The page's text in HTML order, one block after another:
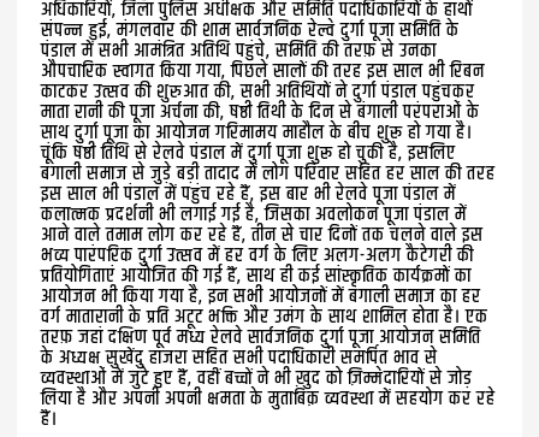
अधिकारियों, जिला पुलिस अधीक्षक और समिति पदाधिकारियों के हाथों
संपन्न हुई, मंगलवार की शाम सार्वजनिक रेल्वे दुर्गा पूजा समिति के
पंडाल में सभी आमंत्रित अतिथि पहुंचे, समिति की तरफ़ से उनका
औपचारिक स्वागत किया गया, पिछले सालों की तरह इस साल भी रिबन
काटकर उत्सव की शुरुआत की, सभी अतिथियों ने दुर्गा पंडाल पहुंचकर
माता रानी की पूजा अर्चना की, षष्ठी तिथी के दिन से बंगाली परंपराओं के
साथ दुर्गा पूजा का आयोजन गरिमामय माहौल के बीच शुरू हो गया है।
चूंकि षष्ठी तिथि से रेलवे पंडाल में दुर्गा पूजा शुरू हो चुकी है, इसलिए
बंगाली समाज से जुड़े बड़ी तादाद में लोग परिवार सहित हर साल की तरह
इस साल भी पंडाल में पहुंच रहे हैं, इस बार भी रेलवे पूजा पंडाल में
कलात्मक प्रदर्शनी भी लगाई गई है, जिसका अवलोकन पूजा पंडाल में
आने वाले तमाम लोग कर रहे हैं, तीन से चार दिनों तक चलने वाले इस
भव्य पारंपरिक दुर्गा उत्सव में हर वर्ग के लिए अलग-अलग कैटेगरी की
प्रतियोगिताएं आयोजित की गई हैं, साथ ही कई सांस्कृतिक कार्यक्रमों का
आयोजन भी किया गया है, इन सभी आयोजनों में बंगाली समाज का हर
वर्ग मातारानी के प्रति अटूट भक्ति और उमंग के साथ शामिल होता है। एक
तरफ़ जहां दक्षिण पूर्व मध्य रेलवे सार्वजनिक दुर्गा पूजा आयोजन समिति
के अध्यक्ष सुखेंदु हाजरा सहित सभी पदाधिकारी समर्पित भाव से
व्यवस्थाओं में जुटे हुए हैं, वहीं बच्चों ने भी ख़ुद को ज़िम्मेदारियों से जोड़
लिया है और अपनी अपनी क्षमता के मुताबिक़ व्यवस्था में सहयोग कर रहे
हैं।